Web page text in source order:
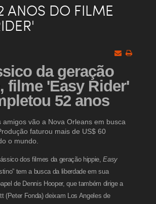
ANOS DO FILME
da geração
filme 'Easy Rider'
52 anos
amigos vão a Nova Orleans em busca
faturou mais de US$ 60
o mundo.
dos filmes da geração hippie,Easy
tem a busca da liberdade em sua
de Dennis Hooper, que também dirige a
(Peter Fonda) deixam Los Angeles de